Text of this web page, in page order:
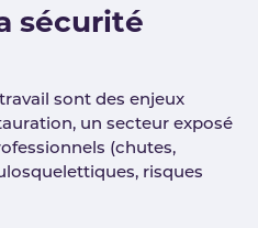
sécurité
sont des enjeux
un secteur exposé
(chutes,
risques